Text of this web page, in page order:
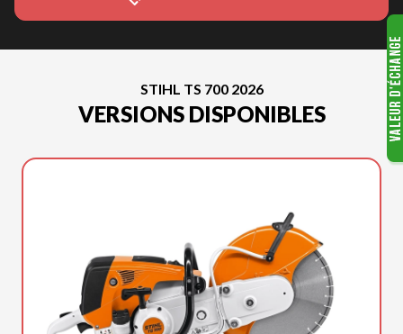
STIHL TS 700 2026
VERSIONS DISPONIBLES